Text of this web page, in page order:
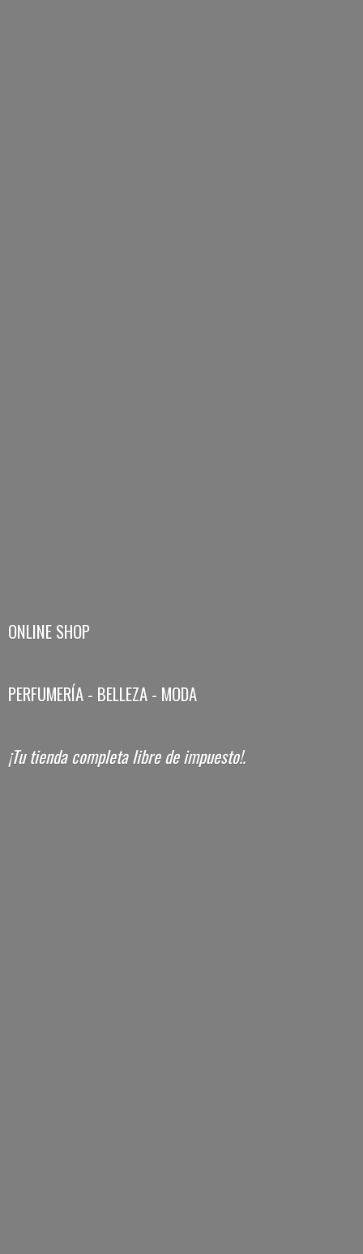
ONLINE SHOP
PERFUMERÍA - BELLEZA - MODA
¡Tu tienda completa librede impuesto!.